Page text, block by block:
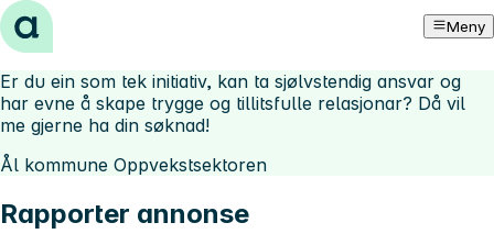
Hopp til innhold Meny
Er du ein som tek initiativ, kan ta sjølvstendig ansvar og
har evne å skape trygge og tillitsfulle relasjonar? Då vil
me gjerne ha din søknad!
Ål kommune Oppvekstsektoren
Rapporter annonse